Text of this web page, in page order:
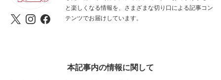
と楽しくなる情報を、さまざまな切り口による記事コン
テンツでお届けしています。
本記事内の情報に関して